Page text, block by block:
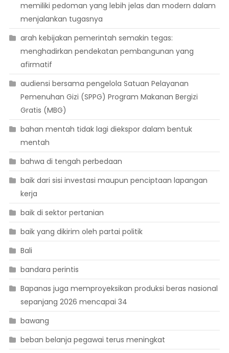
memiliki pedoman yang lebih jelas dan modern dalam
menjalankan tugasnya
arah kebijakan pemerintah semakin tegas:
menghadirkan pendekatan pembangunan yang
afirmatif
audiensi bersama pengelola Satuan Pelayanan
Pemenuhan Gizi (SPPG) Program Makanan Bergizi
Gratis (MBG)
bahan mentah tidak lagi diekspor dalam bentuk
mentah
bahwa di tengah perbedaan
baik dari sisi investasi maupun penciptaan lapangan
kerja
baik di sektor pertanian
baik yang dikirim oleh partai politik
Bali
bandara perintis
Bapanas juga memproyeksikan produksi beras nasional
sepanjang 2026 mencapai 34
bawang
beban belanja pegawai terus meningkat